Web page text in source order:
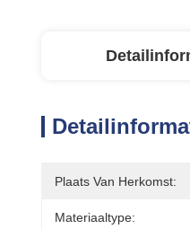
Plaats Van Herkomst:
Materiaaltype: